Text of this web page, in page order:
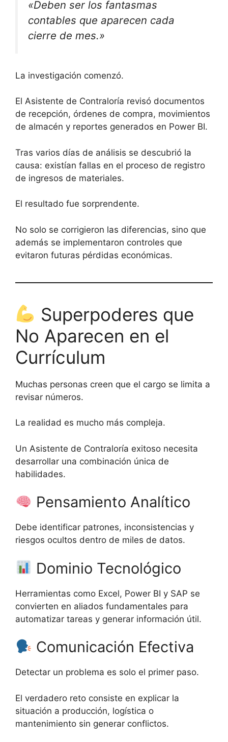
«Deben ser los fantasmas
contables que aparecen cada
cierre de mes.»
La investigación comenzó.
El Asistente de Contraloría revisó documentos
de recepción, órdenes de compra, movimientos
de almacén y reportes generados en Power BI.
Tras varios días de análisis se descubrió la
causa: existían fallas en el proceso de registro
de ingresos de materiales.
El resultado fue sorprendente.
No solo se corrigieron las diferencias, sino que
además se implementaron controles que
evitaron futuras pérdidas económicas.
Superpoderes que
No Aparecen en el
Currículum
Muchas personas creen que el cargo se limita a
revisar números.
La realidad es mucho más compleja.
Un Asistente de Contraloría exitoso necesita
desarrollar una combinación única de
habilidades.
Pensamiento Analítico
Debe identificar patrones, inconsistencias y
riesgos ocultos dentro de miles de datos.
Dominio Tecnológico
Herramientas como Excel, Power BI y SAP se
convierten en aliados fundamentales para
automatizar tareas y generar información útil.
Comunicación Efectiva
Detectar un problema es solo el primer paso.
El verdadero reto consiste en explicar la
situación a producción, logística o
mantenimiento sin generar conflictos.